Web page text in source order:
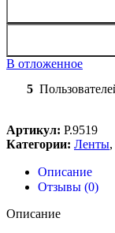
В отложенное
5
Артикул: Р.9519
Категории: Ленты,
Описание
Отзывы (0)
Описание